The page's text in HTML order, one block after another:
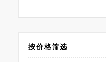
按价格筛选